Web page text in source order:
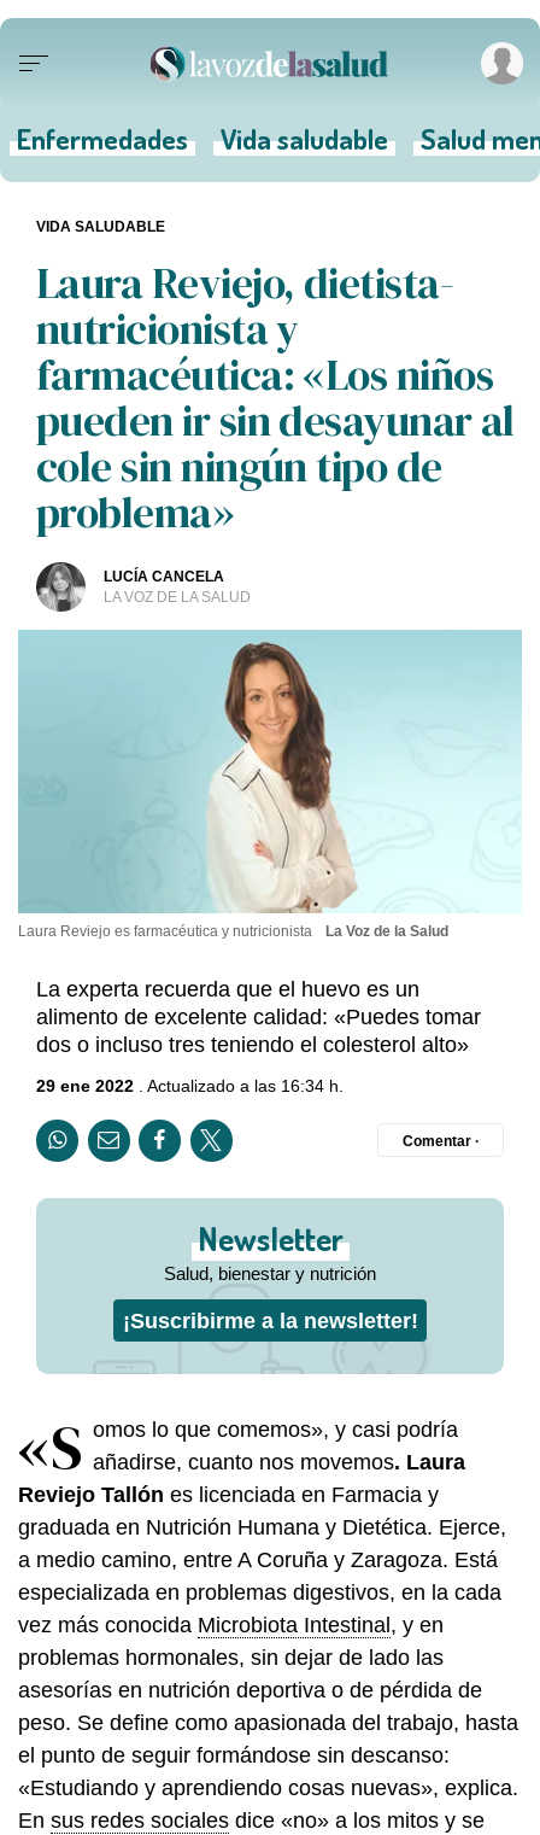
Enfermedades Vida saludable Salud
Laura Reviejo, dietista-
nutricionista y
farmacéutica: «Los niños
pueden ir sin desayunar al
cole sin ningún tipo de
problema»
LUCÍA CANCELA
LA VOZ DE LA SALUD
VIDA SALUDABLE
Laura Reviejo es farmacéutica y nutricionista La Voz de la Salud
La experta recuerda que el huevo es un
alimento de excelente calidad: «Puedes tomar
dos o incluso tres teniendo el colesterol alto»
29 ene 2022 . Actualizado a las 16:34 h.
Comentar ·
Newsletter
Salud, bienestar y nutrición
¡Suscribirme a la newsletter!
«S omos lo que comemos», y casi podría
añadirse, cuanto nos movemos. Laura
Reviejo Tallón es licenciada en Farmacia y
graduada en Nutrición Humana y Dietética. Ejerce,
a medio camino, entre A Coruña y Zaragoza. Está
especializada en problemas digestivos, en la cada
vez más conocida Microbiota Intestinal, y en
problemas hormonales, sin dejar de lado las
asesorías en nutrición deportiva o de pérdida de
peso. Se define como apasionada del trabajo, hasta
el punto de seguir formándose sin descanso:
«Estudiando y aprendiendo cosas nuevas», explica.
En sus redes sociales dice «no» a los mitos y se